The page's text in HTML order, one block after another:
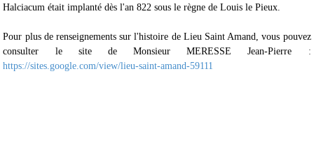
Halciacum était implanté dès l'an 822 sous le règne de Louis le Pieux.
Pour plus de renseignements sur l'histoire de Lieu Saint Amand, vous pouvez
consulter le site de Monsieur MERESSE Jean-Pierre :
https://sites.google.com/view/lieu-saint-amand-59111